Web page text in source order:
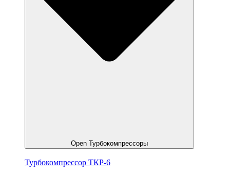
Open Турбокомпрессоры
Турбокомпрессор ТКР-6